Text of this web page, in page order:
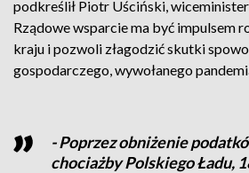
podkreślił Piotr Uściński,
Rządowe wsparcie ma być impulsem
kraju i pozwoli złagodzić skutki
gospodarczego, wywołanego
- Poprzez obniżenie
chociażby Polskiego Ładu,